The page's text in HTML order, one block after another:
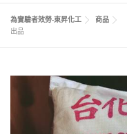
網路商店 直購專區
為實驗者效勞-東昇化工 商品
出品